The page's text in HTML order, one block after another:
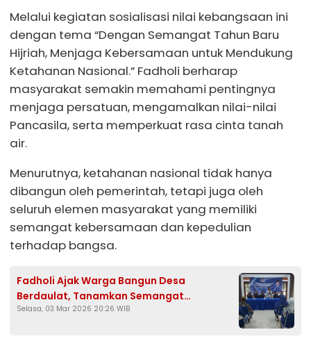
Melalui kegiatan sosialisasi nilai kebangsaan ini
dengan tema “Dengan Semangat Tahun Baru
Hijriah, Menjaga Kebersamaan untuk Mendukung
Ketahanan Nasional.” Fadholi berharap
masyarakat semakin memahami pentingnya
menjaga persatuan, mengamalkan nilai-nilai
Pancasila, serta memperkuat rasa cinta tanah
air.
Menurutnya, ketahanan nasional tidak hanya
dibangun oleh pemerintah, tetapi juga oleh
seluruh elemen masyarakat yang memiliki
semangat kebersamaan dan kepedulian
terhadap bangsa.
Fadholi Ajak Warga Bangun Desa
Berdaulat, Tanamkan Semangat
Kebangsaan sebagai Fondasi Kemandirian
Selasa, 03 Mar 2026 20:26 WIB